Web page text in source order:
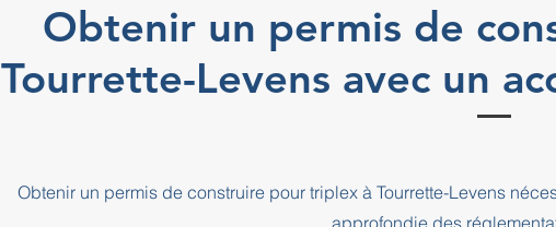
Obtenir un permis de
Tourrette-Levens avec un
Obtenir un permis de construire pour triplex à Tourrette-Levens
approfondie des